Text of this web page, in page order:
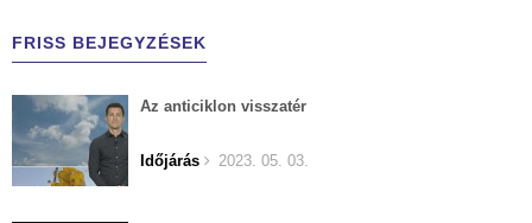
FRISS BEJEGYZÉSEK
Az anticiklon visszatér
Időjárás 2023. 05. 03.